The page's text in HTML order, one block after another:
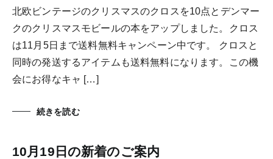
北欧ビンテージのクリスマスのクロスを10点とデンマー
クのクリスマスモビールの本をアップしました。クロス
は11月5日まで送料無料キャンペーン中です。 クロスと
同時の発送するアイテムも送料無料になります。この機
会にお得なキャ […]
続きを読む
10月19日の新着のご案内